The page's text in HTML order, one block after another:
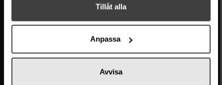
Tillåt alla
Anpassa
Avvisa
Betalning
Cookieinställningar
Lyxkonserver
Olivolja
Kaffe & Te
Pistagekräm
Press